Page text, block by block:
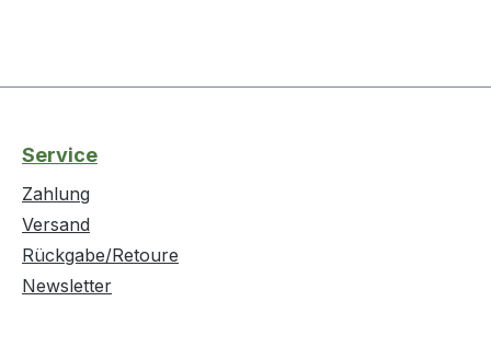
Service
Zahlung
Versand
Rückgabe/Retoure
Newsletter